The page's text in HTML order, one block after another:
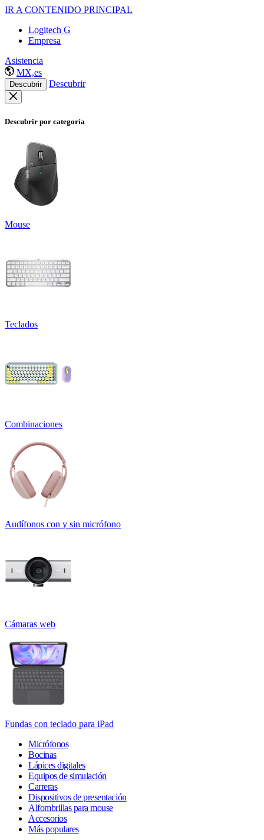
IR A CONTENIDO PRINCIPAL
Logitech G
Empresa
Asistencia
MX,es
Descubrir Descubrir
Descubrir por categoría
Mouse
Teclados
Combinaciones
Audífonos con y sin micrófono
Cámaras web
Fundas con teclado para iPad
Micrófonos
Bocinas
Lápices digitales
Equipos de simulación
Carreras
Dispositivos de presentación
Alfombrillas para mouse
Accesorios
Más populares